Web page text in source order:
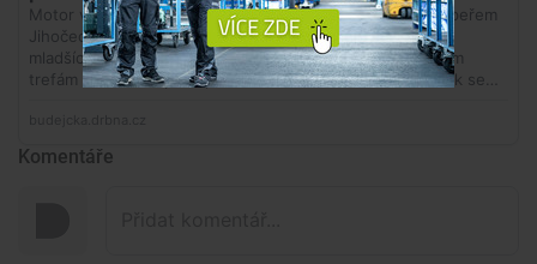
Komentáře